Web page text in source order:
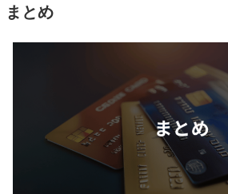
まとめ